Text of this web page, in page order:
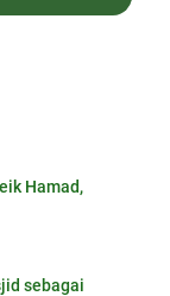
Hamad,
sebagai